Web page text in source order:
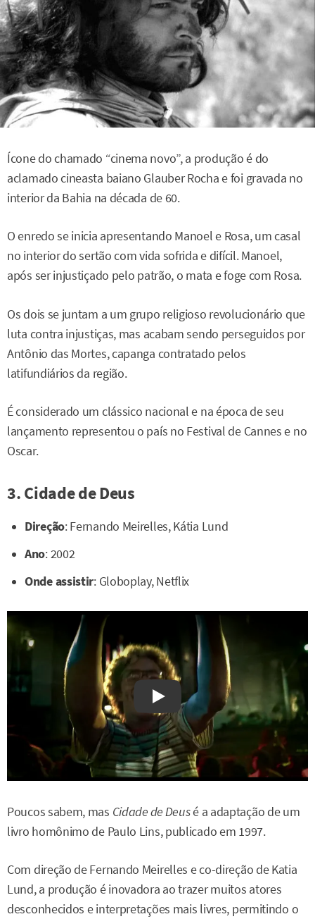
Ícone do chamado “cinema novo”, a produção é do
aclamado cineasta baiano Glauber Rocha e foi gravada no
interior da Bahia na década de 60.
O enredo se inicia apresentando Manoel e Rosa, um casal
no interior do sertão com vida sofrida e difícil. Manoel,
após ser injustiçado pelo patrão, o mata e foge com Rosa.
Os dois se juntam a um grupo religioso revolucionário que
luta contra injustiças, mas acabam sendo perseguidos por
Antônio das Mortes, capanga contratado pelos
latifundiários da região.
É considerado um clássico nacional e na época de seu
lançamento representou o país no Festival de Cannes e no
Oscar.
3. Cidade de Deus
Direção: Fernando Meirelles, Kátia Lund
Ano: 2002
Onde assistir: Globoplay, Netflix
Watch on YouTube
Poucos sabem, mas Cidade de Deusé a adaptação de um
livro homônimo de Paulo Lins, publicado em 1997.
Com direção de Fernando Meirelles e co-direção de Katia
Lund, a produção é inovadora ao trazer muitos atores
desconhecidos e interpretações mais livres, permitindo o